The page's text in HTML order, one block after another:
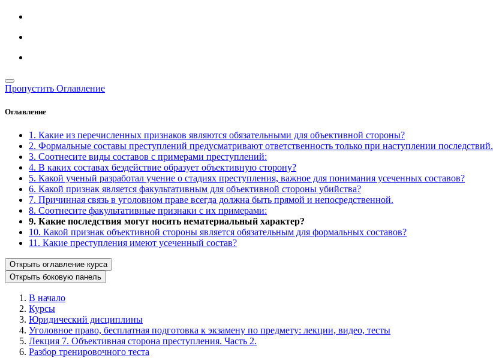
Пропустить Оглавление
Оглавление
1. Какие из перечисленных признаков являются обязательными для объективной стороны?
2. Формальные составы преступлений предусматривают ответственность только при наступлении последствий.
3. Соотнесите виды составов с примерами преступлений:
4. В каких составах бездействие образует объективную сторону?
5. Какой ученый разработал учение о стадиях преступления, важное для понимания усеченных составов?
6. Какой признак является факультативным для объективной стороны убийства?
7. Причинная связь в уголовном праве всегда должна быть прямой и непосредственной.
8. Соотнесите факультативные признаки с их примерами:
9. Какие последствия могут носить нематериальный характер?
10. Какой признак объективной стороны является обязательным для формальных составов?
11. Какие преступления имеют усеченный состав?
Открыть оглавление курса
Открыть боковую панель
В начало
Курсы
Юридический дисциплины
Уголовное право, бесплатная подготовка к экзамену по предмету: лекции, видео, тесты
Лекция 7. Объективная сторона преступления. Часть 2.
Разбор тренировочного теста